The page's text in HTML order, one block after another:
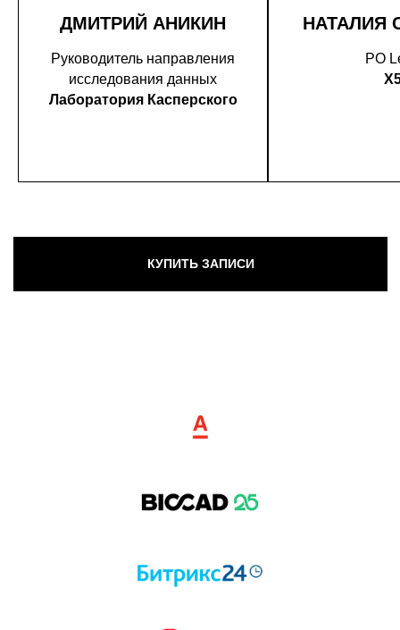
ДМИТРИЙ АНИКИН
Руководитель направления
исследования данных
Лаборатория Касперского
НАТАЛИЯ
PO